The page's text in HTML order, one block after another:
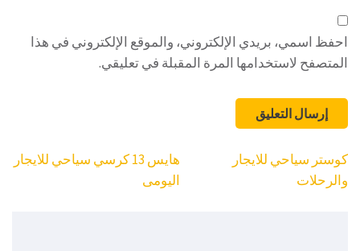
احفظ اسمي، بريدي الإلكتروني، والموقع الإلكتروني في هذا
المتصفح لاستخدامها المرة المقبلة في تعليقي.
تصفّح
المقالات
هايس 13 كرسي سياحي للايجار
اليومى
كوستر سياحي للايجار
والرحلات